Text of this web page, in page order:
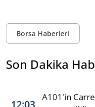
Borsa Haberleri
Son Dakika
12:03
A101'in